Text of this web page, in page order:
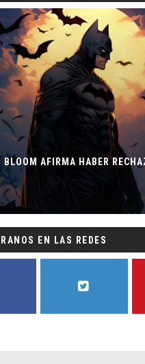
BLOOM AFIRMA HABER
EN LAS REDES